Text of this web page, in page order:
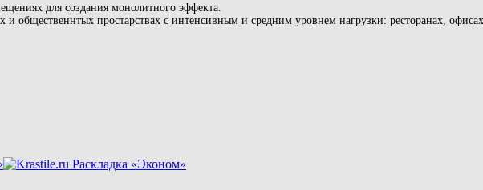
для создания монолитного эффекта.
общественнтых простарствах с интенсивным и средним уровнем нагрузки: ресторанах,
Раскладка «Эконом»